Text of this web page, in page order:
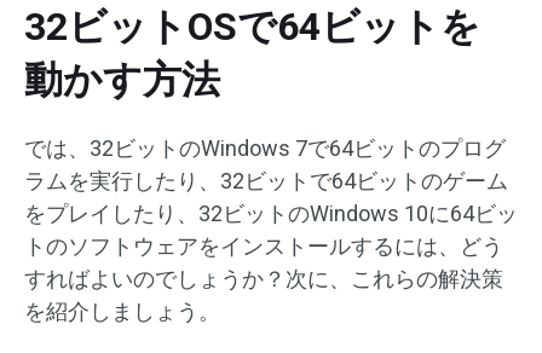
32ビットOSで64ビットを
動かす方法
では、32ビットのWindows 7で64ビットのプログ
ラムを実行したり、32ビットで64ビットのゲーム
をプレイしたり、32ビットのWindows 10に64ビッ
トのソフトウェアをインストールするには、どう
すればよいのでしょうか？次に、これらの解決策
を紹介しましょう。